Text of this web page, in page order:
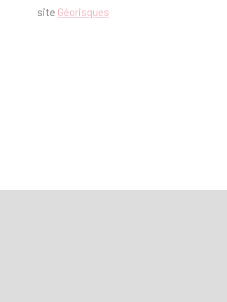
site Géorisques